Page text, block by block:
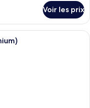
Voir les prix
d’hôtel moderne